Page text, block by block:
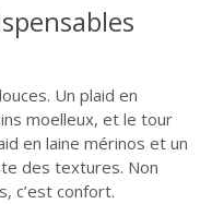
Un plaid en
moelleux, et le tour
en laine mérinos et un
des textures. Non
c’est confort.